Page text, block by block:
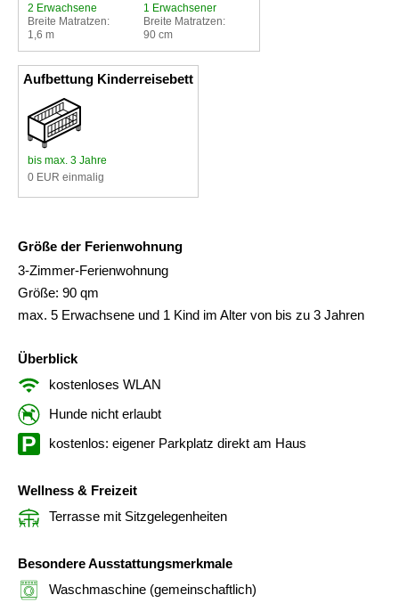
2 Erwachsene
Breite Matratzen:
1,6 m
1 Erwachsener
Breite Matratzen:
90 cm
Aufbettung Kinderreisebett
bis max. 3 Jahre
0 EUR einmalig
Größe der Ferienwohnung
3-Zimmer-Ferienwohnung
Größe: 90 qm
max. 5 Erwachsene und 1 Kind im Alter von bis zu 3 Jahren
Überblick
kostenloses WLAN
Hunde nicht erlaubt
kostenlos: eigener Parkplatz direkt am Haus
Wellness & Freizeit
Terrasse mit Sitzgelegenheiten
Besondere Ausstattungsmerkmale
Waschmaschine (gemeinschaftlich)